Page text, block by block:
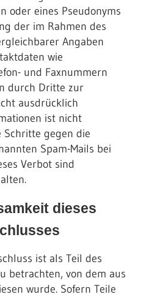
oder eines Pseudonyms
der im Rahmen des
Angaben
wie
und Faxnummern
durch Dritte zur
ausdrücklich
ist nicht
Schritte gegen die
Spam-Mails bei
Verbot sind
dieses
ist als Teil des
betrachten, von dem aus
wurde. Sofern Teile